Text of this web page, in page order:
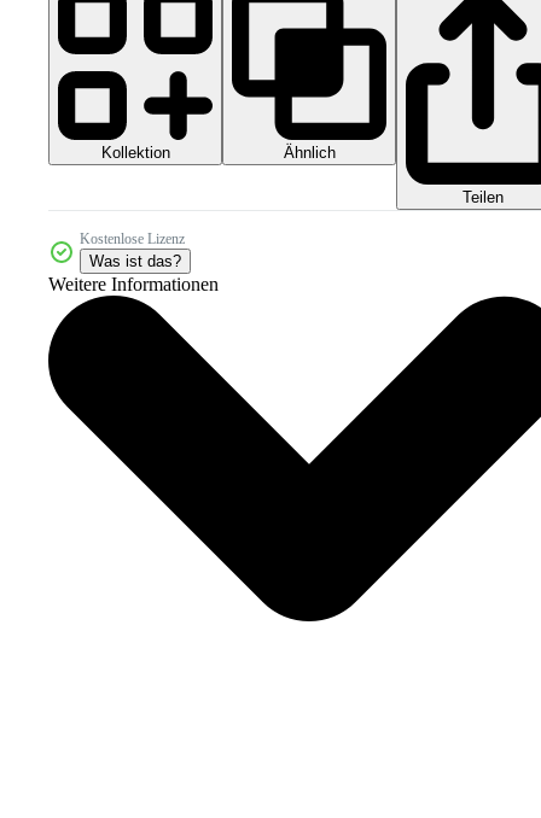
Kollektion Ähnlich
Teilen
Kostenlose Lizenz
Was ist das?
Weitere Informationen